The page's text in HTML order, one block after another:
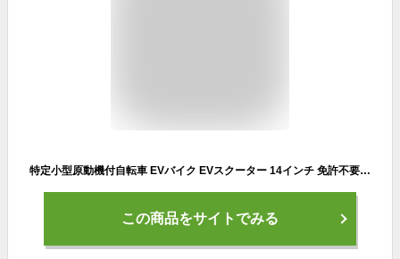
特定小型原動機付自転車 EVバイク EVスクーター 14インチ 免許不要 フル電動自転車 送料無料 プラタEVバイク パワフル 坂道 傾斜 折り畳み可能 着脱式バッテリー 出荷前点検 安心 クッションサドル 電動バイク 通勤 公道走行可能 モペット 通学 おしゃれ 人気 おすすめ
この商品をサイトでみる